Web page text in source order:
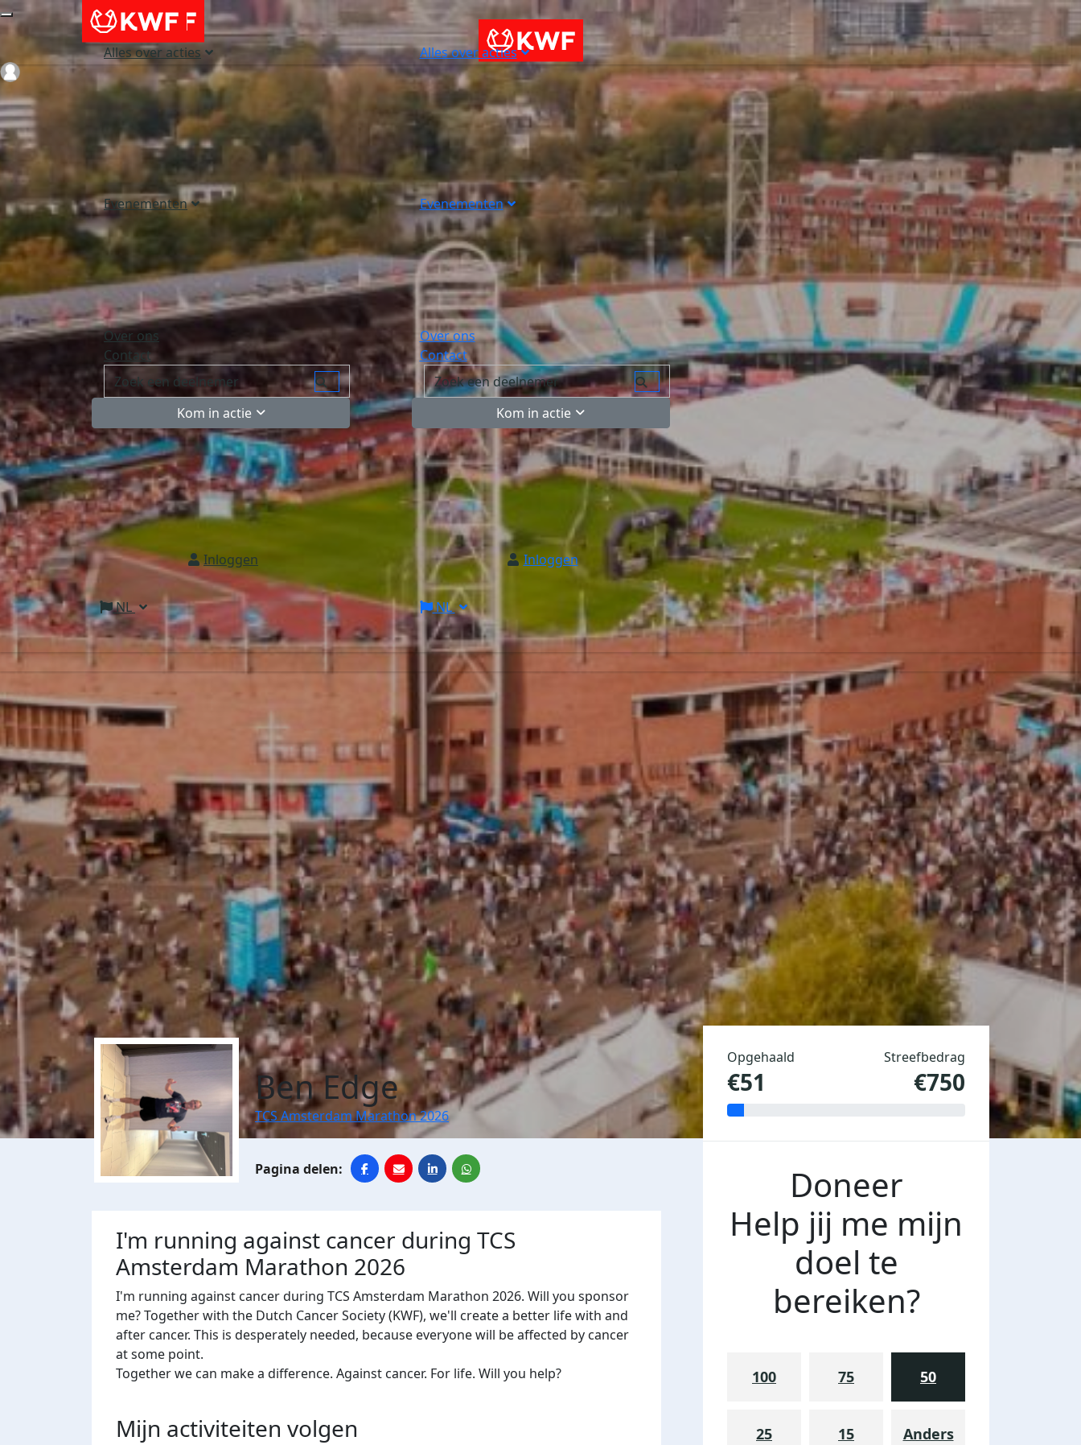
Alles over acties
Evenementen
Over ons
Contact
Kom in actie
Inloggen
NL
Alles over acties
Evenementen
Over ons
Contact
Kom in actie
Inloggen
NL
Login
Ben Edge
TCS Amsterdam Marathon 2026
I'm running against cancer during TCS
Amsterdam Marathon 2026
I'm running against cancer during TCS Amsterdam Marathon 2026. Will you sponsor
me? Together with the Dutch Cancer Society (KWF), we'll create a better life with and
after cancer. This is desperately needed, because everyone will be affected by cancer
at some point.
Together we can make a difference. Against cancer. For life. Will you help?
Mijn activiteiten volgen
Opgehaald
€51
Streefbedrag
€750
Doneer
Help jij me mijn
doel te
bereiken?
100 75 50
25 15 Anders